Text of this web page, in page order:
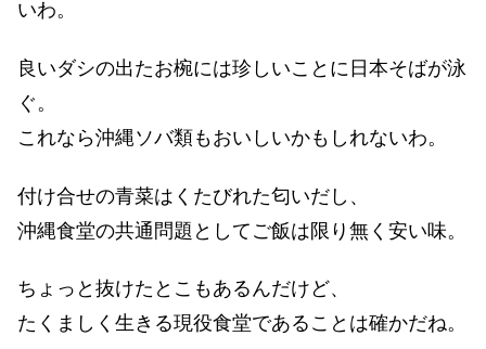
いわ。
良いダシの出たお椀には珍しいことに日本そばが泳
ぐ。
これなら沖縄ソバ類もおいしいかもしれないわ。
付け合せの青菜はくたびれた匂いだし、
沖縄食堂の共通問題としてご飯は限り無く安い味。
ちょっと抜けたとこもあるんだけど、
たくましく生きる現役食堂であることは確かだね。